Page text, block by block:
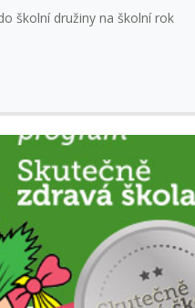
školní družiny na školní rok